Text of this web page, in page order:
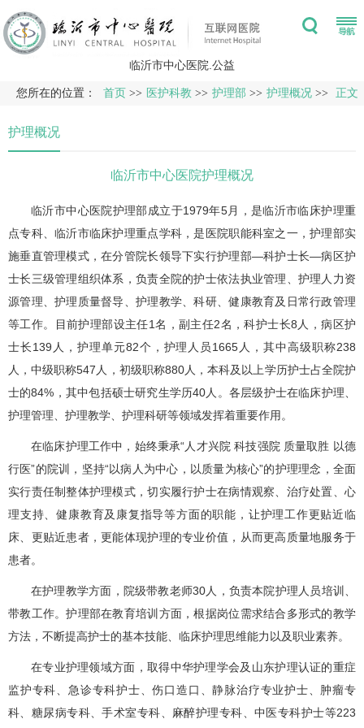
临沂市中心医院.公益
您所在的位置： 首页 >> 医护科教 >> 护理部 >> 护理概况 >> 正文
护理概况
临沂市中心医院护理概况
临沂市中心医院护理部成立于1979年5月，是临沂市临床护理重
点专科、临沂市临床护理重点学科，是医院职能科室之一，护理部实
施垂直管理模式，在分管院长领导下实行护理部—科护士长—病区护
士长三级管理组织体系，负责全院的护士依法执业管理、护理人力资
源管理、护理质量督导、护理教学、科研、健康教育及日常行政管理
等工作。目前护理部设主任1名，副主任2名，科护士长8人，病区护
士长139人，护理单元82个，护理人员1665人，其中高级职称238
人，中级职称547人，初级职称880人，本科及以上学历护士占全院护
士的84%，其中包括硕士研究生学历40人。各层级护士在临床护理、
护理管理、护理教学、护理科研等领域发挥着重要作用。
在临床护理工作中，始终秉承“人才兴院 科技强院 质量取胜 以德
行医”的院训，坚持“以病人为中心，以质量为核心”的护理理念，全面
实行责任制整体护理模式，切实履行护士在病情观察、治疗处置、心
理支持、健康教育及康复指导等方面的职能，让护理工作更贴近临
床、更贴近患者，更能体现护理的专业价值，从而更高质量地服务于
患者。
在护理教学方面，院级带教老师30人，负责本院护理人员培训、
带教工作。护理部在教育培训方面，根据岗位需求结合多形式的教学
方法，不断提高护士的基本技能、临床护理思维能力以及职业素养。
在专业护理领域方面，取得中华护理学会及山东护理认证的重症
监护专科、急诊专科护士、伤口造口、静脉治疗专业护士、肿瘤专
科、糖尿病专科、手术室专科、麻醉护理专科、中医专科护士等223